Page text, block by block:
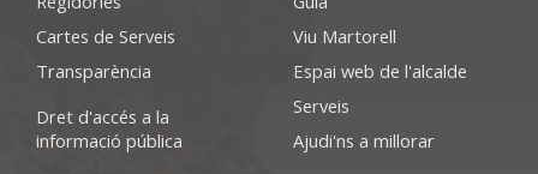
Cartes de Serveis
Transparència
Dret d'accés a la
informació pública
Viu Martorell
Espai web de l'alcalde
Serveis
Ajudi'ns a millorar